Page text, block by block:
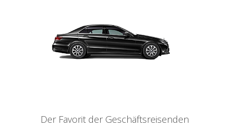
Der Favorit der Geschäftsreisenden